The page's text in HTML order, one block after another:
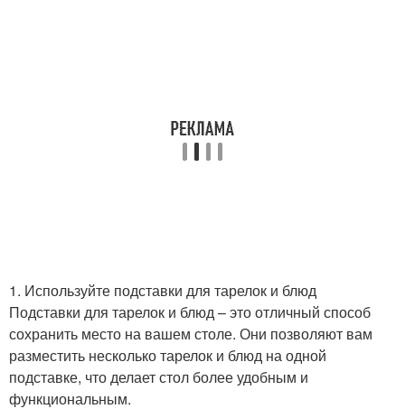
1. Используйте подставки для тарелок и блюд
Подставки для тарелок и блюд – это отличный способ
сохранить место на вашем столе. Они позволяют вам
разместить несколько тарелок и блюд на одной
подставке, что делает стол более удобным и
функциональным.